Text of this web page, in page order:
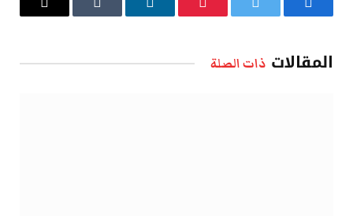
فيسبوك تويتر بينتيريستلينكدإن Tumblr
البريد
المقالات ذات الصلة